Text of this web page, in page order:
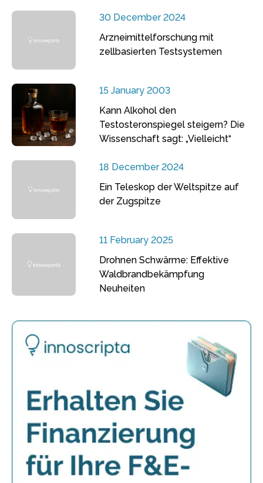
30 December 2024
Arzneimittelforschung mit
zellbasierten Testsystemen
15 January 2003
Kann Alkohol den
Testosteronspiegel steigern? Die
Wissenschaft sagt: „Vielleicht“
18 December 2024
Ein Teleskop der Weltspitze auf
der Zugspitze
11 February 2025
Drohnen Schwärme: Effektive
Waldbrandbekämpfung
Neuheiten